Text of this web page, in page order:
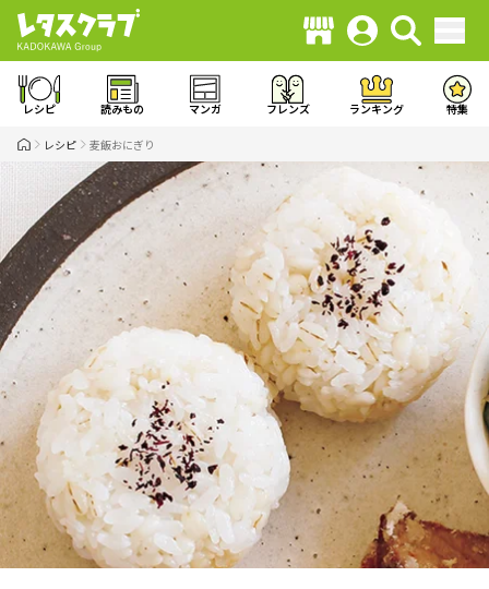
レシピ 読みもの マンガ フレンズ ランキング 特集
レシピ 麦飯おにぎり